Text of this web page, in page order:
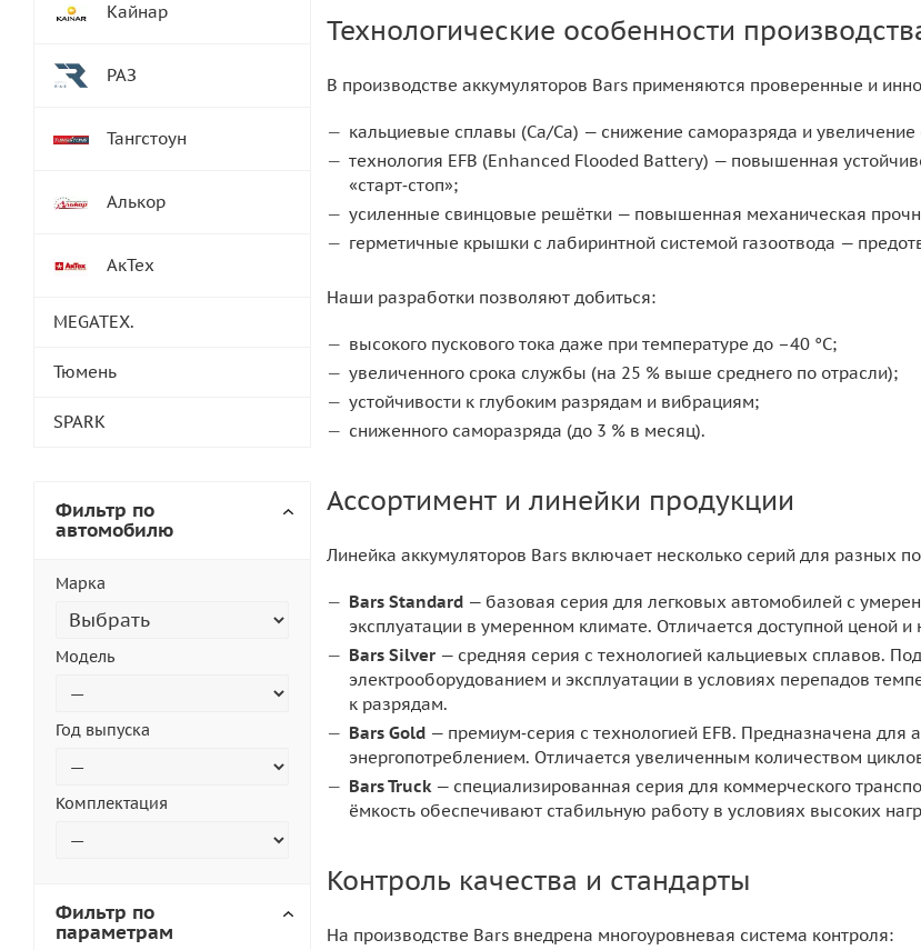
Технологические особенности
В производстве аккумуляторов Bars применяются проверенные и
кальциевые сплавы (Ca/Ca) — снижение саморазряда и
технология EFB (Enhanced Flooded Battery) — повышенная
«старт‑стоп»;
усиленные свинцовые решётки — повышенная механическая
герметичные крышки с лабиринтной системой газоотвода —
Наши разработки позволяют добиться:
высокого пускового тока даже при температуре до –40 °C;
увеличенного срока службы (на 25 % выше среднего по отрасли);
устойчивости к глубоким разрядам и вибрациям;
сниженного саморазряда (до 3 % в месяц).
Ассортимент и линейки продукции
Линейка аккумуляторов Bars включает несколько серий для разных
Bars Standard — базовая серия для легковых автомобилей с
эксплуатации в умеренном климате. Отличается доступной ценой
Bars Silver — средняя серия с технологией кальциевых сплавов.
электрооборудованием и эксплуатации в условиях перепадов
к разрядам.
Bars Gold — премиум‑серия с технологией EFB. Предназначена для
энергопотреблением. Отличается увеличенным количеством
Bars Truck— специализированная серия для коммерческого
ёмкость обеспечивают стабильную работу в условиях высоких
Контроль качества и стандарты
На производстве Bars внедрена многоуровневая система контроля:
Кайнар
РАЗ
Тангстоун
Алькор
АкТех
MEGATEX.
Тюмень
SPARK
Фильтр по
автомобилю
Марка
Модель
Год выпуска
Комплектация
Фильтр по
параметрам